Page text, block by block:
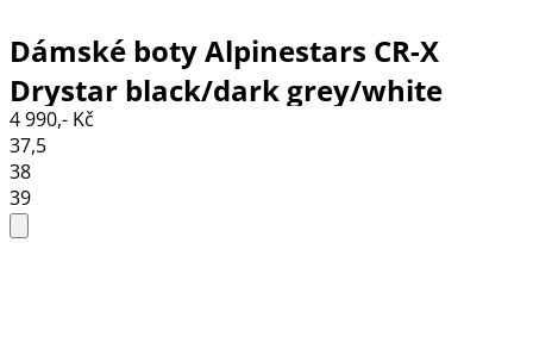
Dámské boty Alpinestars CR-X
Drystar black/dark grey/white
4 990,- Kč
37,5
38
39